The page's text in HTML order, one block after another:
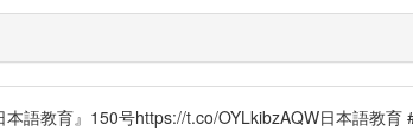
語教育』150号https://t.co/OYLkibzAQW日本語教育